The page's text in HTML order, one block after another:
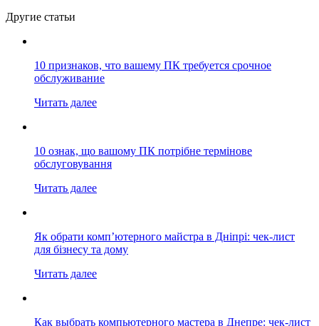
Другие статьи
10 признаков, что вашему ПК требуется срочное
обслуживание
Читать далее
10 ознак, що вашому ПК потрібне термінове
обслуговування
Читать далее
Як обрати комп’ютерного майстра в Дніпрі: чек-лист
для бізнесу та дому
Читать далее
Как выбрать компьютерного мастера в Днепре: чек-лист